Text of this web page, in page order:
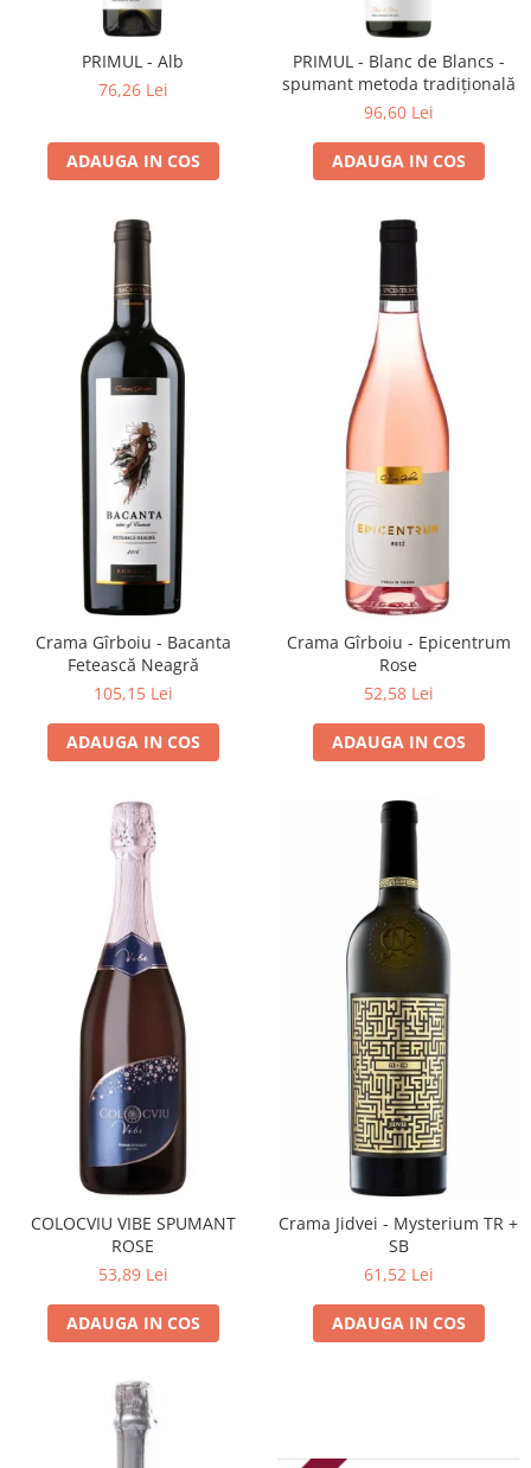
Crama LICORNA
Domeniile La MIGDALI
Crama JIDVEI
Crama JELNA
GRAMOFON Wine
Domeniul BOGDAN
Crama ARAMIC
Crama CORCOVA
Crama PURCARI
Crama HERMEZIU
Grup FRESCOBALDI
L'ARTIST
DEMETER
VINUL Bikers For Humanity
Crama BALLA GEZA
Vinuri SPECIALE
Domeniile Prince MATEI
Domeniile SÂMBUREȘTI
Domeniile PANCIU
The ICONIC Estate
Crama Petro VASELO
Nea FLORICĂ
Vinuri din GRECIA
Crama BUDUREASCA
Domeniile FRANCO-ROMÂNE
PRIMUL - Alb
76,26 Lei
ADAUGA IN COS
PRIMUL - Blanc de Blancs -
spumant metoda tradițională
96,60 Lei
ADAUGA IN COS
Crama Gîrboiu - Bacanta
Fetească Neagră
105,15 Lei
ADAUGA IN COS
Crama Gîrboiu - Epicentrum
Rose
52,58 Lei
ADAUGA IN COS
COLOCVIU VIBE SPUMANT
ROSE
53,89 Lei
ADAUGA IN COS
Crama Jidvei - Mysterium TR +
SB
61,52 Lei
ADAUGA IN COS